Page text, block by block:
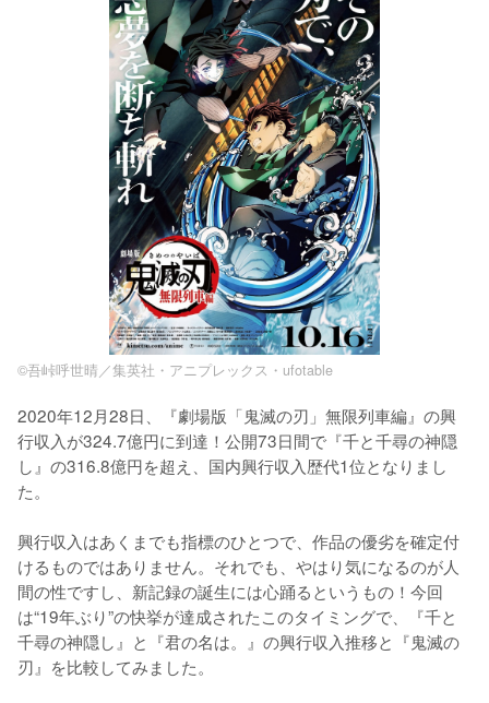
©吾峠呼世晴／集英社・アニプレックス・ufotable
2020年12月28日、『劇場版「鬼滅の刃」無限列車編』の興
行収入が324.7億円に到達！公開73日間で『千と千尋の神隠
し』の316.8億円を超え、国内興行収入歴代1位となりまし
た。
興行収入はあくまでも指標のひとつで、作品の優劣を確定付
けるものではありません。それでも、やはり気になるのが人
間の性ですし、新記録の誕生には心踊るというもの！今回
は“19年ぶり”の快挙が達成されたこのタイミングで、『千と
千尋の神隠し』と『君の名は。』の興行収入推移と『鬼滅の
刃』を比較してみました。